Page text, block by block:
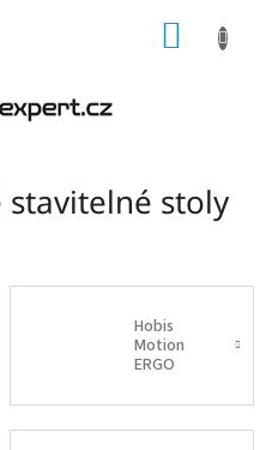
stavitelné stoly
Hobis
Motion
ERGO